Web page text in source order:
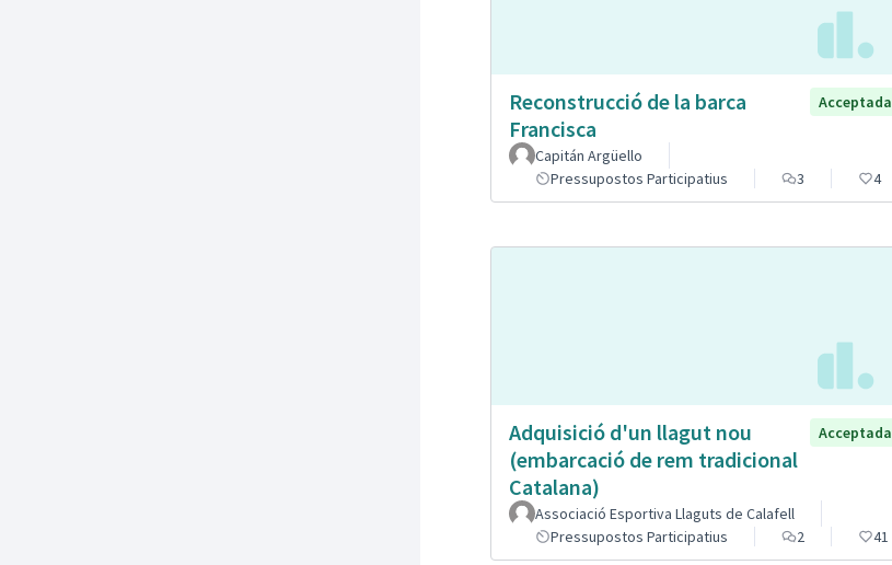
Reconstrucció de la barca
Francisca
Acceptada
Capitán Argüello
Pressupostos Participatius
3 4
Adquisició d'un llagut nou
(embarcació de rem tradicional
Catalana)
Acceptada
Associació Esportiva Llaguts de Calafell
Pressupostos Participatius
2 41